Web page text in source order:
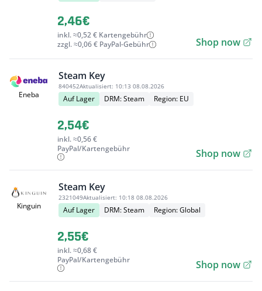
2,46€
inkl. ≈0,52 € Kartengebühr
zzgl. ≈0,06 € PayPal-Gebühr
Shop now
Eneba
Steam Key
840452Aktualisiert: 10:13 08.08.2026
Auf Lager DRM: Steam Region: EU
2,54€
inkl. ≈0,56 €
PayPal/Kartengebühr
Shop now
Kinguin
Steam Key
2321049Aktualisiert: 10:18 08.08.2026
Auf Lager DRM: Steam Region: Global
2,55€
inkl. ≈0,68 €
PayPal/Kartengebühr
Shop now